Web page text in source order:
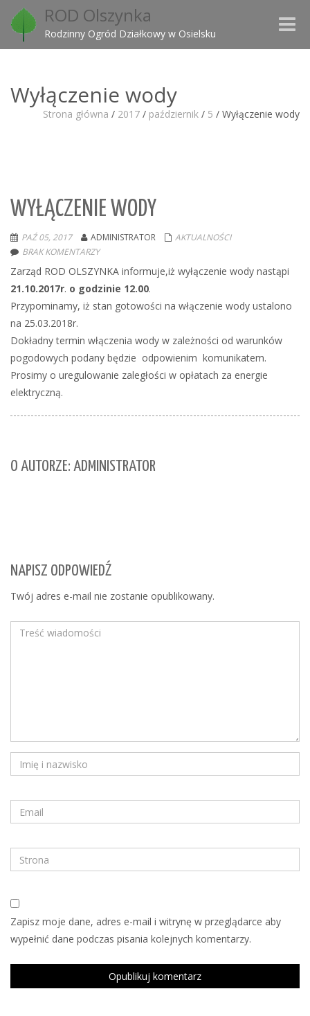
ROD Olszynka
Rodzinny Ogród Działkowy w Osielsku
Toggle
Wyłączenie wody
Strona główna / 2017 / październik / 5 / Wyłączenie wody
WYŁĄCZENIE WODY
PAŹ 05, 2017 ADMINISTRATOR
AKTUALNOŚCI
BRAK KOMENTARZY
Zarząd ROD OLSZYNKA informuje,iż wyłączenie wody nastąpi
21.10.2017r. o godzinie 12.00.
Przypominamy, iż stan gotowości na włączenie wody ustalono
na 25.03.2018r.
Dokładny termin włączenia wody w zależności od warunków
pogodowych podany będzie odpowienim komunikatem.
Prosimy o uregulowanie zaległości w opłatach za energie
elektryczną.
O AUTORZE: ADMINISTRATOR
NAPISZ ODPOWIEDŹ
Twój adres e-mail nie zostanie opublikowany.
Zapisz moje dane, adres e-mail i witrynę w przeglądarce aby
wypełnić dane podczas pisania kolejnych komentarzy.